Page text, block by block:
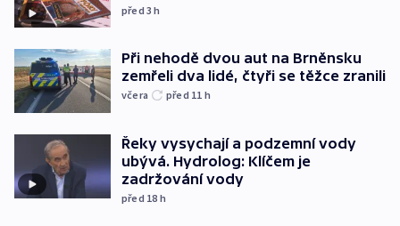
před 3h
Při nehodě dvou aut na Brněnsku
zemřeli dva lidé, čtyři se těžce zranili
včera před 11 h
Řeky vysychají a podzemní vody
ubývá. Hydrolog: Klíčem je
zadržování vody
před 18 h